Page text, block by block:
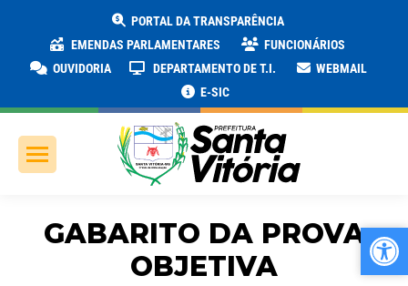
PORTAL DA TRANSPARÊNCIA
EMENDAS PARLAMENTARES
FUNCIONÁRIOS
OUVIDORIA
DEPARTAMENTO DE T.I.
WEBMAIL
E-SIC
GABARITO DA PROVA
OBJETIVA